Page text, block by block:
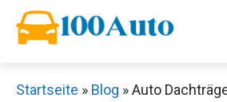
Zum
Inhalt
Startseite » Blog »Auto